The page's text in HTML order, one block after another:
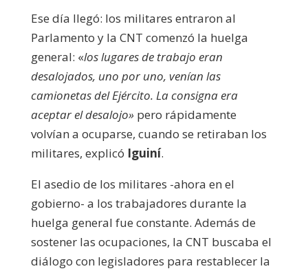
Ese día llegó: los militares entraron al
Parlamento y la CNT comenzó la huelga
general: «los lugares de trabajo eran
desalojados, uno por uno, venían las
camionetas del Ejército. La consigna era
aceptar el desalojo» pero rápidamente
volvían a ocuparse, cuando se retiraban los
militares, explicó Iguiní.
El asedio de los militares -ahora en el
gobierno- a los trabajadores durante la
huelga general fue constante. Además de
sostener las ocupaciones, la CNT buscaba el
diálogo con legisladores para restablecer la